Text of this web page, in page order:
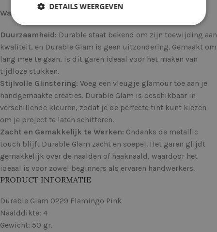
Waarom Durable Glam?
Duurzaamheid: Durable staat bekend om zijn toewijding aan
kwaliteit, en Durable Glam is geen uitzondering. Gemaakt om
lang mee te gaan, is dit garen ideaal voor het maken van
tijdloze stukken.
Stijlvolle Glinstering: Voeg een vleugje glamour toe aan je
handgemaakte creaties. Durable Glam is beschikbaar in
verschillende kleuren, zodat je de perfecte tint kunt kiezen
om je project te laten schitteren.
Zacht en Gemakkelijk te Werken: Ondanks de metallic
touch blijft Durable Glam zacht en soepel. Het garen glijdt
gemakkelijk over de naalden of haaknaald, waardoor het
ideaal is voor zowel beginners als ervaren handwerkers.
PRODUCT INFORMATIE
Durable Glam 0229 Flamingo Pink
Naalddikte: 4
Gewicht: 50 gr.
DETAILS WEERGEVEN